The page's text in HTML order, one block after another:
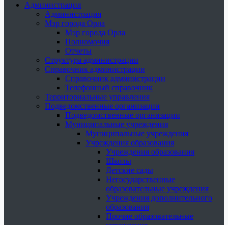
Администрация
Администрация
Мэр города Орла
Мэр города Орла
Полномочия
Отчеты
Структура администрации
Справочник администрации
Справочник администрации
Телефонный справочник
Территориальные управления
Подведомственные организации
Подведомственные организации
Муниципальные учреждения
Муниципальные учреждения
Учреждения образования
Учреждения образования
Школы
Детские сады
Негосударственные
образовательные учреждения
Учреждения дополнительного
образования
Прочие образовательные